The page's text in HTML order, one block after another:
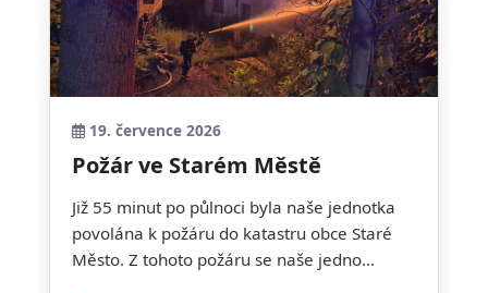
19. července 2026
Požár ve Starém Městě
Již 55 minut po půlnoci byla naše jednotka
povolána k požáru do katastru obce Staré
Město. Z tohoto požáru se naše jedno...